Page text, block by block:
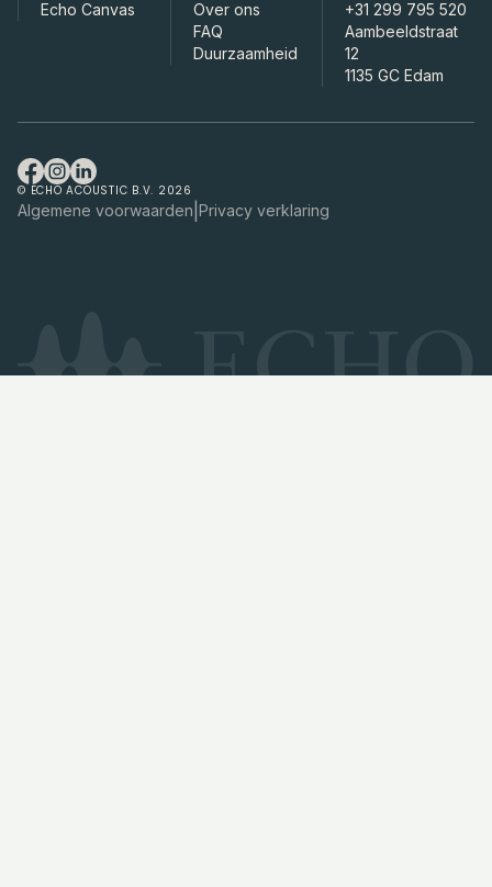
Echo Canvas
Over ons
FAQ
Duurzaamheid
+31 299 795 520
Aambeeldstraat
12
1135 GC Edam
© ECHO ACOUSTIC B.V. 2026
Algemene voorwaarden Privacy verklaring